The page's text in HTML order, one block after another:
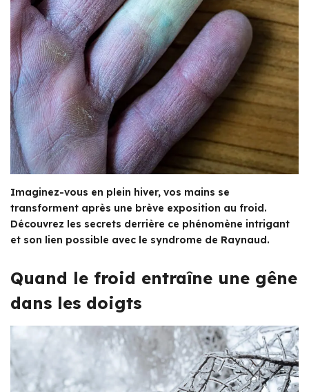
Imaginez-vous en plein hiver, vos mains se
transforment après une brève exposition au froid.
Découvrez les secrets derrière ce phénomène intrigant
et son lien possible avec le syndrome de Raynaud.
Quand le froid entraîne une gêne
dans les doigts